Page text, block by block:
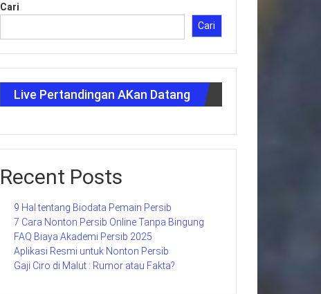
Cari
Cari
Live Pertandingan AKan Datang
Recent Posts
9 Hal tentang Biodata Pemain Persib
7 Cara Nonton Persib Online Tanpa Bingung
FAQ Biaya Akademi Persib 2025
Aplikasi Resmi untuk Nonton Persib
Gaji Ciro di Malut : Rumor atau Fakta?